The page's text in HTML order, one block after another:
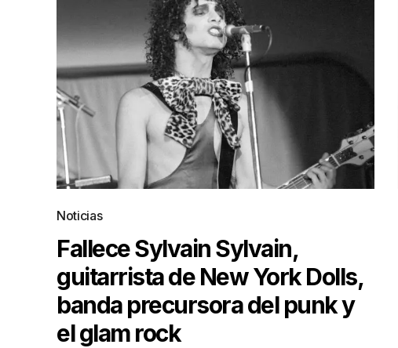
Noticias
Fallece Sylvain Sylvain,
guitarrista de New York Dolls,
banda precursora del punk y
el glam rock